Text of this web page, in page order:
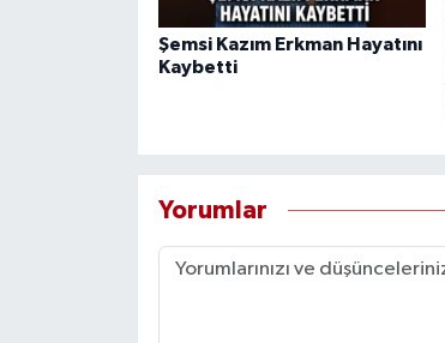
Şemsi Kazım Erkman Hayatını
Kaybetti
Yorumlar